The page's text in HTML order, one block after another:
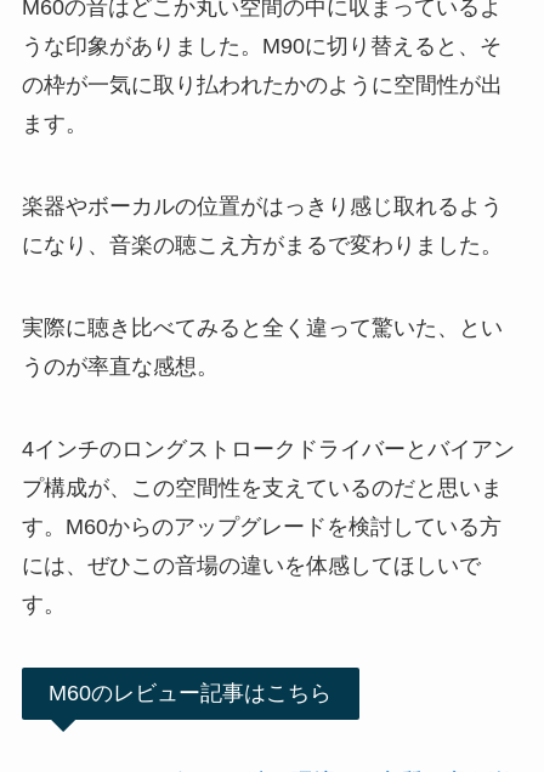
M60の音はどこか丸い空間の中に収まっているよ
うな印象がありました。M90に切り替えると、そ
の枠が一気に取り払われたかのように空間性が出
ます。
楽器やボーカルの位置がはっきり感じ取れるよう
になり、音楽の聴こえ方がまるで変わりました。
実際に聴き比べてみると全く違って驚いた、とい
うのが率直な感想。
4インチのロングストロークドライバーとバイアン
プ構成が、この空間性を支えているのだと思いま
す。M60からのアップグレードを検討している方
には、ぜひこの音場の違いを体感してほしいで
す。
M60のレビュー記事はこちら